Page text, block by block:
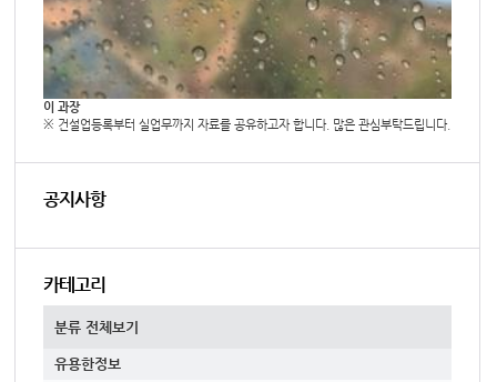
이 과장
※ 건설업등록부터 실업무까지 자료를 공유하고자 합니다. 많은 관심부탁드립니다.
공지사항
카테고리
분류 전체보기
유용한정보